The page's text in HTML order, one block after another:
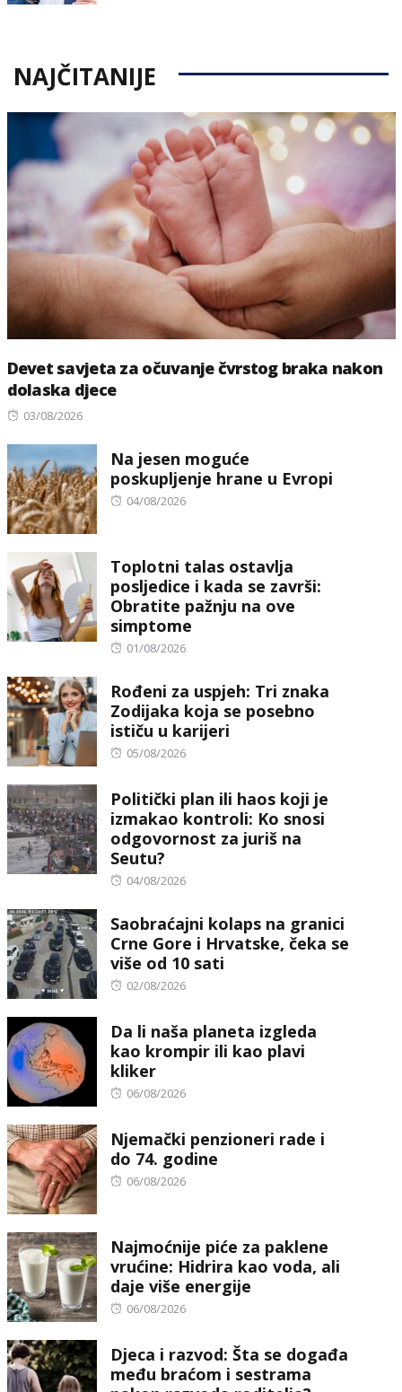
NAJČITANIJE
Devet savjeta za očuvanje čvrstog braka nakon
dolaska djece
Posted
03/08/2026
Na jesen moguće
poskupljenje hrane u Evropi
Posted
04/08/2026
Toplotni talas ostavlja
posljedice i kada se završi:
Obratite pažnju na ove
simptome
Posted
01/08/2026
Rođeni za uspjeh: Tri znaka
Zodijaka koja se posebno
ističu u karijeri
Posted
05/08/2026
Politički plan ili haos koji je
izmakao kontroli: Ko snosi
odgovornost za juriš na
Seutu?
Posted
04/08/2026
Saobraćajni kolaps na granici
Crne Gore i Hrvatske, čeka se
više od 10 sati
Posted
02/08/2026
Da li naša planeta izgleda
kao krompir ili kao plavi
kliker
Posted
06/08/2026
Njemački penzioneri rade i
do 74. godine
Posted
06/08/2026
Najmoćnije piće za paklene
vrućine: Hidrira kao voda, ali
daje više energije
Posted
06/08/2026
Djeca i razvod: Šta se događa
među braćom i sestrama